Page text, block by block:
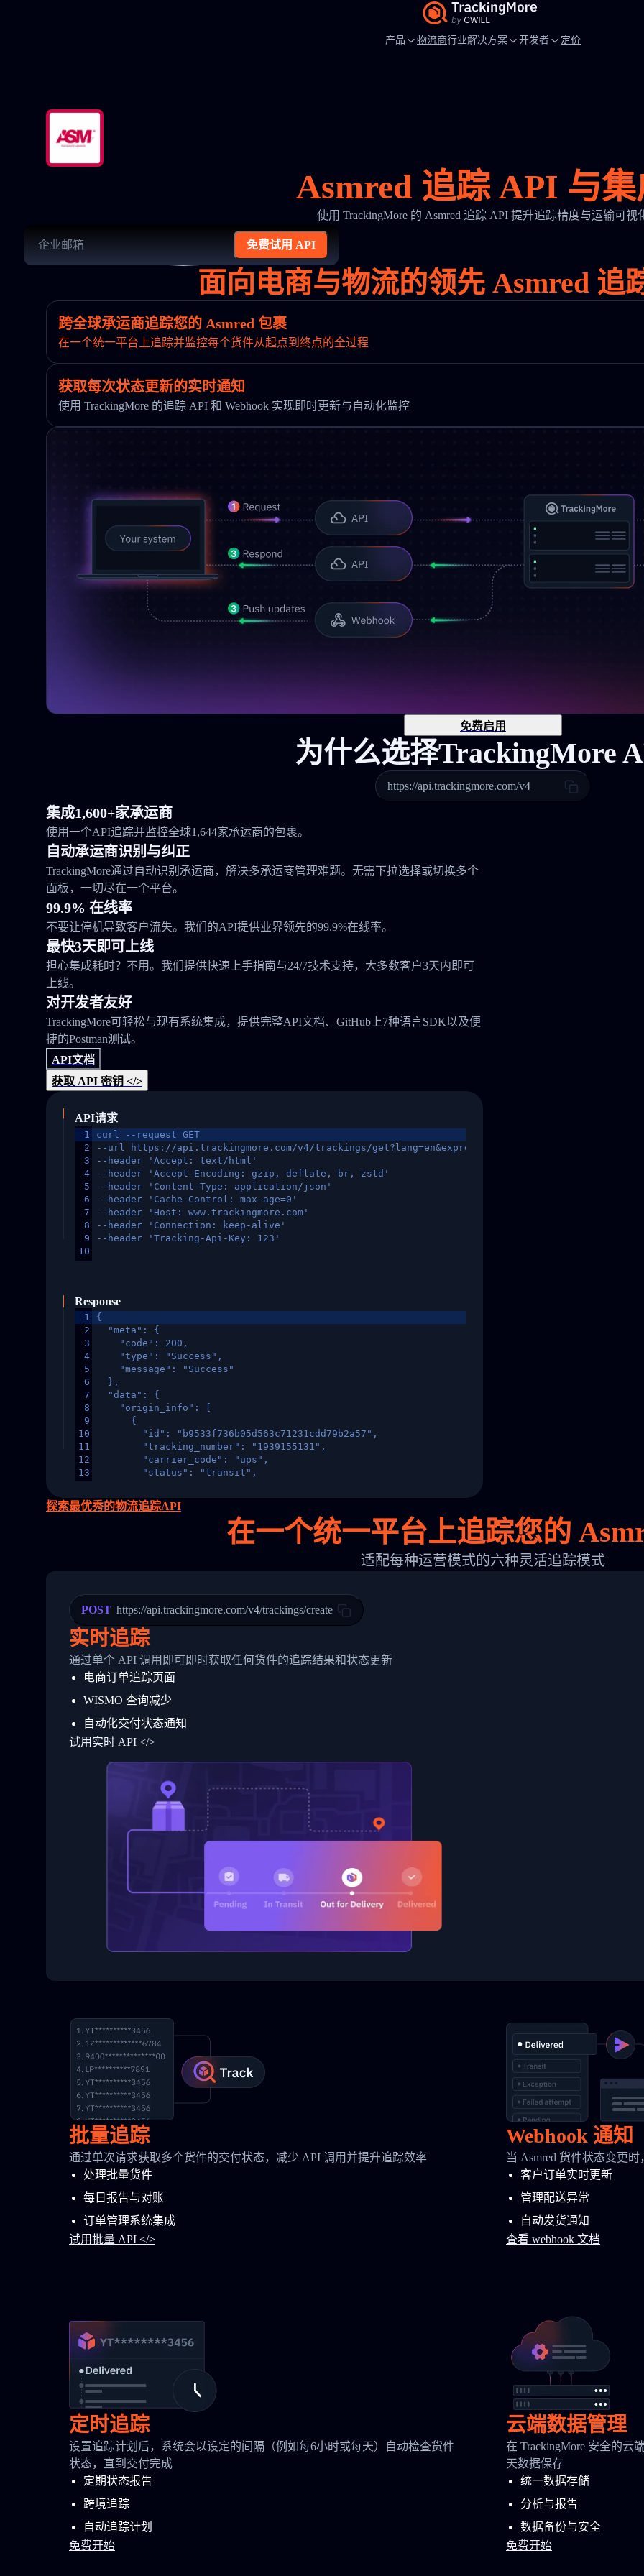
产品 物流商行业解决方案 开发者 定价
Asmred 追踪 API 与集
使用 TrackingMore 的 Asmred 追踪 API 提升追踪精度与运输可视
免费试用 API
面向电商与物流的领先 Asmred 追
跨全球承运商追踪您的 Asmred 包裹
在一个统一平台上追踪并监控每个货件从起点到终点的全过程
获取每次状态更新的实时通知
使用 TrackingMore 的追踪 API 和 Webhook 实现即时更新与自动化监控
免费启用
为什么选择TrackingMore
https://api.trackingmore.com/v4
集成1,600+家承运商
使用一个API追踪并监控全球1,644家承运商的包裹。
自动承运商识别与纠正
TrackingMore通过自动识别承运商，解决多承运商管理难题。无需下拉选择或切换多个
面板，一切尽在一个平台。
99.9% 在线率
不要让停机导致客户流失。我们的API提供业界领先的99.9%在线率。
最快3天即可上线
担心集成耗时？不用。我们提供快速上手指南与24/7技术支持，大多数客户3天内即可
上线。
对开发者友好
TrackingMore可轻松与现有系统集成，提供完整API文档、GitHub上7种语言SDK以及便
捷的Postman测试。
API文档
获取 API 密钥 </>
API请求
1
2
3
4
5
6
7
8
9
10
curl --request GET
--url https://api.trackingmore.com/v4/trackings/get?lang=en&express=ups&tracknumber=1939155131
--header 'Accept: text/html'
--header 'Accept-Encoding: gzip, deflate, br, zstd'
--header 'Content-Type: application/json'
--header 'Cache-Control: max-age=0'
--header 'Host: www.trackingmore.com'
--header 'Connection: keep-alive'
--header 'Tracking-Api-Key: 123'
Response
1
2
3
4
5
6
7
8
9
10
11
12
13
15
16
24
25
26
27
28
29
31
32
33
34
{
  "meta": {
    "code": 200,
    "type": "Success",
    "message": "Success"
  },
  "data": {
    "origin_info": [
      {
        "id": "b9533f736b05d563c71231cdd79b2a57",
        "tracking_number": "1939155131",
        "carrier_code": "ups",
        "status": "transit",
        "destination_country": "United States",
        "itemTimeLength": 2,
"Details": "Departed Facility in HONG KONG-HONG KONG, HONG KONG-HONG KONG,2017-03-
          },
          {
            "Date": "2017-03-06 15:28:00",
            "StatusDescription": "Shipment picked up",
            "Details": "BEIJING-CHINA,PEOPLES REPUBLIC"
          }
        ]
      }
    ]
  }
}
探索最优秀的物流追踪API
在一个统一平台上追踪您的
适配每种运营模式的六种灵活追踪模式
POST https://api.trackingmore.com/v4/trackings/create
实时追踪
通过单个 API 调用即可即时获取任何货件的追踪结果和状态更新
电商订单追踪页面
WISMO 查询减少
自动化交付状态通知
试用实时 API </>
批量追踪
通过单次请求获取多个货件的交付状态，减少 API 调用并提升追踪效率
处理批量货件
每日报告与对账
订单管理系统集成
试用批量 API </>
Webhook 通知
当 Asmred 货件状态变更
客户订单实时更新
管理配送异常
自动发货通知
查看 webhook 文档
定时追踪
设置追踪计划后，系统会以设定的间隔（例如每6小时或每天）自动检查货件
状态，直到交付完成
定期状态报告
跨境追踪
自动追踪计划
免费开始
云端数据管理
在 TrackingMore 安全的云
天数据保存
统一数据存储
分析与报告
数据备份与安全
免费开始